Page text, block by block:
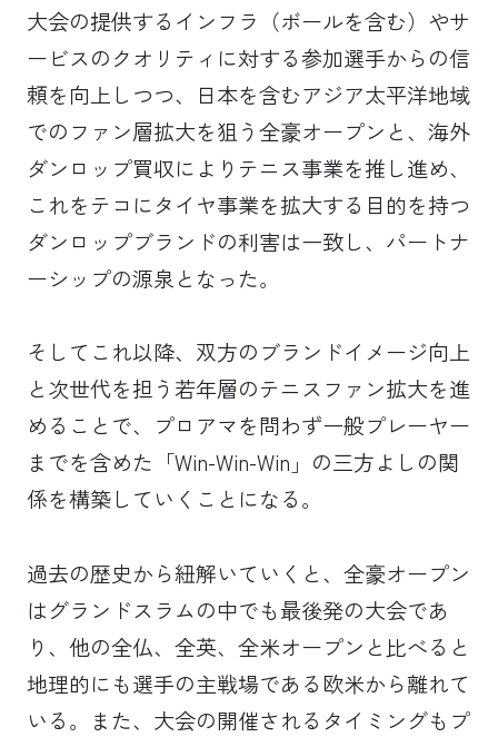
大会の提供するインフラ（ボールを含む）やサ
ービスのクオリティに対する参加選手からの信
頼を向上しつつ、日本を含むアジア太平洋地域
でのファン層拡大を狙う全豪オープンと、海外
ダンロップ買収によりテニス事業を推し進め、
これをテコにタイヤ事業を拡大する目的を持つ
ダンロップブランドの利害は一致し、パートナ
ーシップの源泉となった。
そしてこれ以降、双方のブランドイメージ向上
と次世代を担う若年層のテニスファン拡大を進
めることで、プロアマを問わず一般プレーヤー
までを含めた「Win-Win-Win」の三方よしの関
係を構築していくことになる。
過去の歴史から紐解いていくと、全豪オープン
はグランドスラムの中でも最後発の大会であ
り、他の全仏、全英、全米オープンと比べると
地理的にも選手の主戦場である欧米から離れて
いる。また、大会の開催されるタイミングもプ